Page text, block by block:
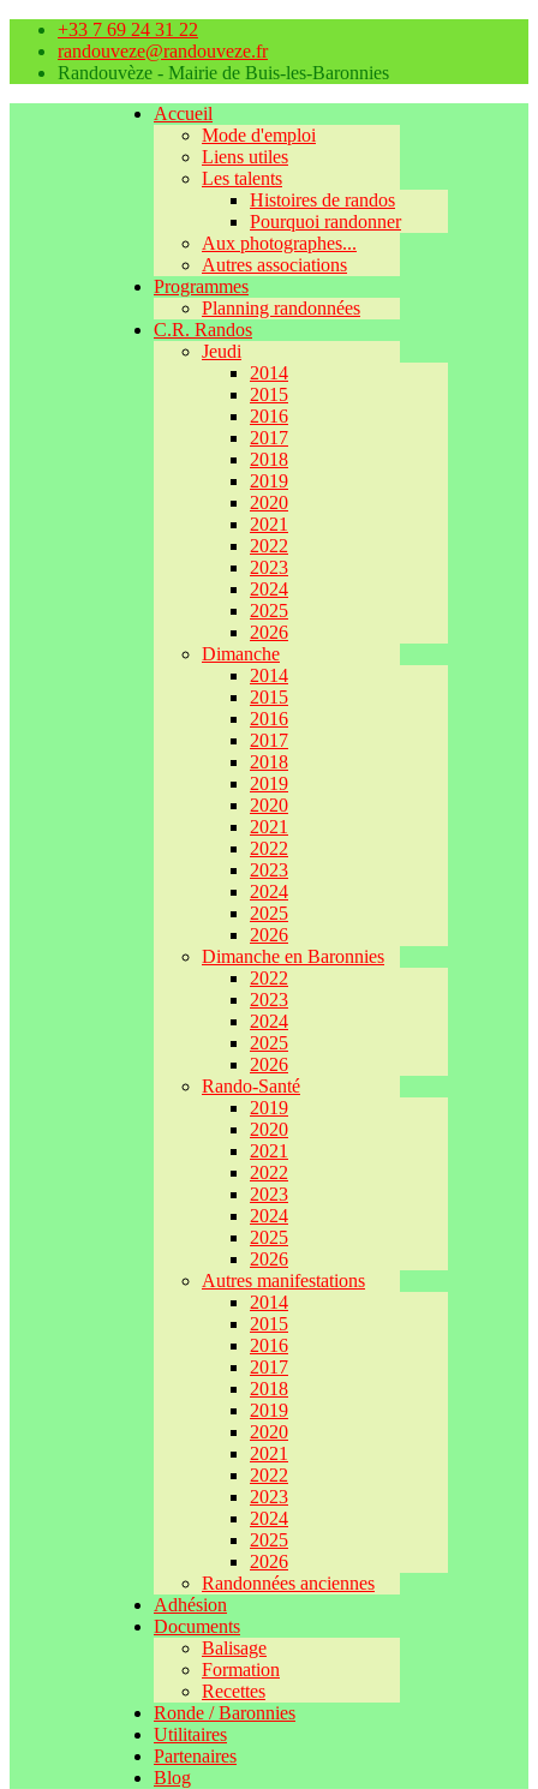
+33 7 69 24 31 22
randouveze@randouveze.fr
Randouvèze - Mairie de Buis-les-Baronnies
Accueil
Mode d'emploi
Liens utiles
Les talents
Histoires de randos
Pourquoi randonner
Aux photographes...
Autres associations
Programmes
Planning randonnées
C.R. Randos
Jeudi
2014
2015
2016
2017
2018
2019
2020
2021
2022
2023
2024
2025
2026
Dimanche
2014
2015
2016
2017
2018
2019
2020
2021
2022
2023
2024
2025
2026
Dimanche en Baronnies
2022
2023
2024
2025
2026
Rando-Santé
2019
2020
2021
2022
2023
2024
2025
2026
Autres manifestations
2014
2015
2016
2017
2018
2019
2020
2021
2022
2023
2024
2025
2026
Randonnées anciennes
Adhésion
Documents
Balisage
Formation
Recettes
Ronde / Baronnies
Utilitaires
Partenaires
Blog